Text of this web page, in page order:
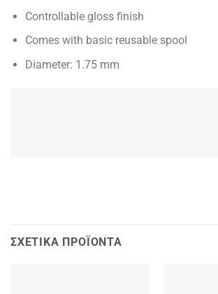
Controllable gloss finish
Comes with basic reusable spool
Diameter: 1.75 mm
ΣΧΕΤΙΚΆ ΠΡΟΪΌΝΤΑ